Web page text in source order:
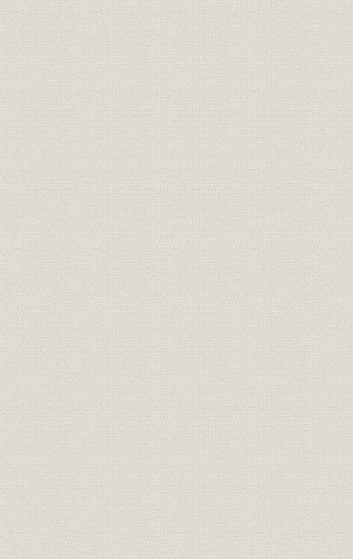
銀行
山陰地方本店銀行数の異動(大正
時代)
大正元年
(1926年)末
金融;貯蓄 金融恐慌による預金増減状況
昭和元年
(1927年)末
銀行 銀行法による無資格銀行一覧 昭和2年
銀行 普通銀行数の推移
昭和3年
(1941年)
銀行;財務・業績 山陰地方の普通銀行の主要勘定
昭和2年
(1936年)
銀行;財務・業績 山陰地方の貯蓄銀行の主要勘定
昭和2年
(1936年)
銀行;資金 山陰貯蓄銀行の職業別貸出残高 昭和8年
銀行;財務・業績 松江銀行主要勘定
昭和6年
(1940年)